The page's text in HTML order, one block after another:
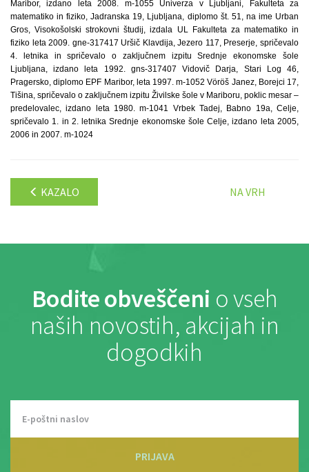
Maribor, izdano leta 2008. m-1055 Univerza v Ljubljani, Fakulteta za
matematiko in fiziko, Jadranska 19, Ljubljana, diplomo št. 51, na ime Urban
Gros, Visokošolski strokovni študij, izdala UL Fakulteta za matematiko in
fiziko leta 2009. gne-317417 Uršič Klavdija, Jezero 117, Preserje, spričevalo
4. letnika in spričevalo o zaključnem izpitu Srednje ekonomske šole
Ljubljana, izdano leta 1992. gns-317407 Vidovič Darja, Stari Log 46,
Pragersko, diplomo EPF Maribor, leta 1997. m-1052 Vöröš Janez, Borejci 17,
Tišina, spričevalo o zaključnem izpitu Živilske šole v Mariboru, poklic mesar –
predelovalec, izdano leta 1980. m-1041 Vrbek Tadej, Babno 19a, Celje,
spričevalo 1. in 2. letnika Srednje ekonomske šole Celje, izdano leta 2005,
2006 in 2007. m-1024
KAZALO NA VRH
Bodite obveščeni o vseh
naših novostih, akcijah in
dogodkih
PRIJAVA